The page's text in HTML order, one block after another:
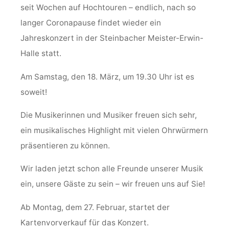
seit Wochen auf Hochtouren – endlich, nach so
langer Coronapause findet wieder ein
Jahreskonzert in der Steinbacher Meister-Erwin-
Halle statt.
Am Samstag, den 18. März, um 19.30 Uhr ist es
soweit!
Die Musikerinnen und Musiker freuen sich sehr,
ein musikalisches Highlight mit vielen Ohrwürmern
präsentieren zu können.
Wir laden jetzt schon alle Freunde unserer Musik
ein, unsere Gäste zu sein – wir freuen uns auf Sie!
Ab Montag, dem 27. Februar, startet der
Kartenvorverkauf für das Konzert.